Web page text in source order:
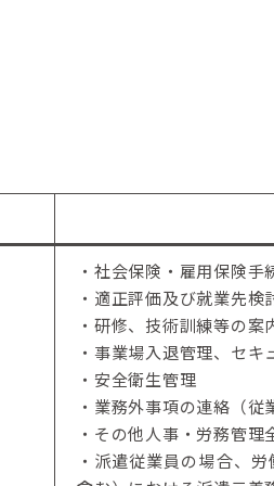
・社会保険・雇用保険手
・適正評価及び就業先検
・研修、技術訓練等の案
・事業場入退管理、セキ
・安全衛生管理
・業務外事項の連絡（従
・その他人事・労務管理
・派遣従業員の場合、